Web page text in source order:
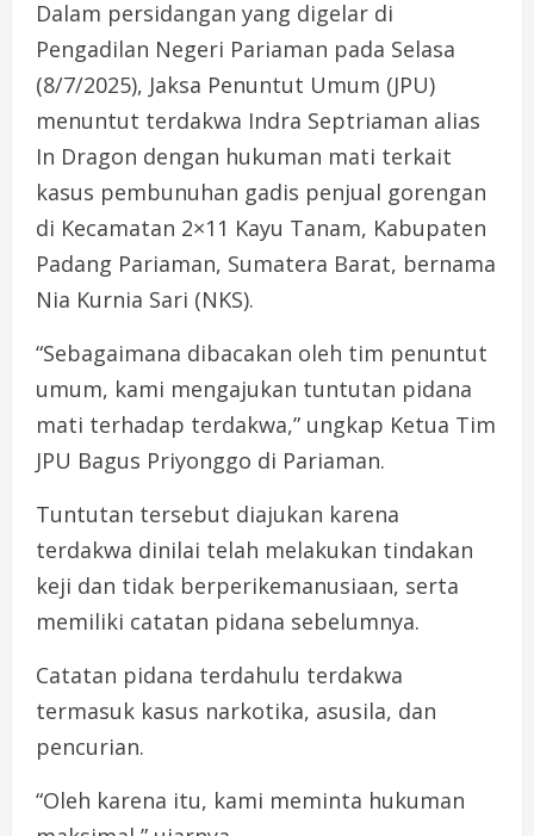
Dalam persidangan yang digelar di
Pengadilan Negeri Pariaman pada Selasa
(8/7/2025), Jaksa Penuntut Umum (JPU)
menuntut terdakwa Indra Septriaman alias
In Dragon dengan hukuman mati terkait
kasus pembunuhan gadis penjual gorengan
di Kecamatan 2×11 Kayu Tanam, Kabupaten
Padang Pariaman, Sumatera Barat, bernama
Nia Kurnia Sari (NKS).
“Sebagaimana dibacakan oleh tim penuntut
umum, kami mengajukan tuntutan pidana
mati terhadap terdakwa,” ungkap Ketua Tim
JPU Bagus Priyonggo di Pariaman.
Tuntutan tersebut diajukan karena
terdakwa dinilai telah melakukan tindakan
keji dan tidak berperikemanusiaan, serta
memiliki catatan pidana sebelumnya.
Catatan pidana terdahulu terdakwa
termasuk kasus narkotika, asusila, dan
pencurian.
“Oleh karena itu, kami meminta hukuman